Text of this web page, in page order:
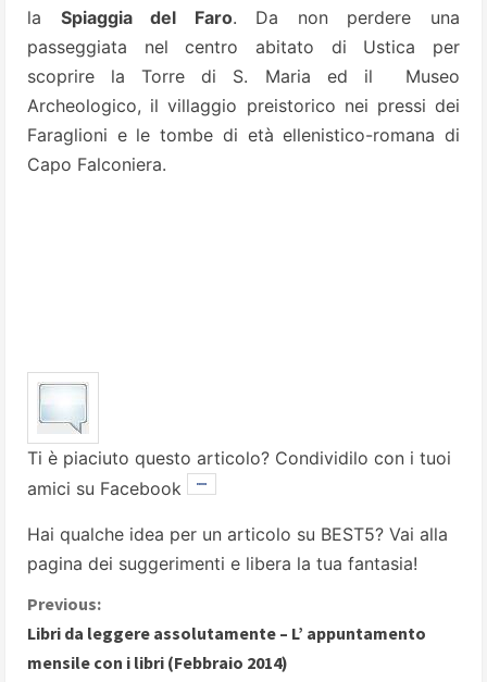
la Spiaggia del Faro. Da non perdere una
passeggiata nel centro abitato di Ustica per
scoprire la Torre di S. Maria ed il Museo
Archeologico, il villaggio preistorico nei pressi dei
Faraglioni e le tombe di età ellenistico-romana di
Capo Falconiera.
Ti è piaciuto questo articolo? Condividilo con i tuoi
amici su Facebook
Hai qualche idea per un articolo su BEST5? Vai alla
pagina dei suggerimenti e libera la tua fantasia!
C
o
Previous:
Libri da leggere assolutamente – L’ appuntamento
mensile con i libri (Febbraio 2014)